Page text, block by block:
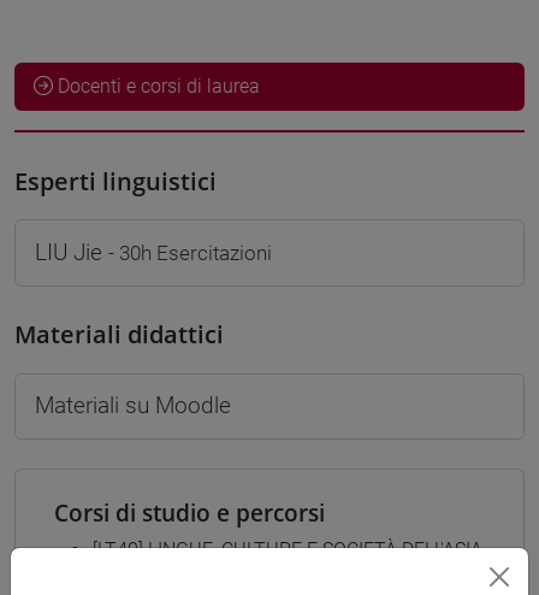
Docenti e corsi di laurea
Esperti linguistici
LIU Jie - 30h Esercitazioni
Materiali didattici
Materiali su Moodle
Corsi di studio e percorsi
[LT40] LINGUE, CULTURE E SOCIETÀ DELL'ASIA